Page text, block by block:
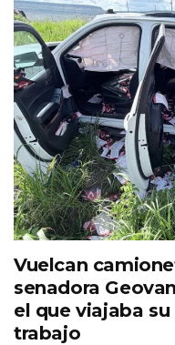
Vuelcan
senadora
el que viajaba
trabajo